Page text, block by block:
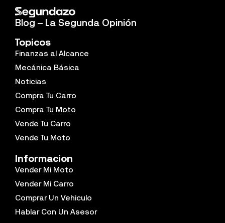
Blog – La Segunda Opinión
Topicos
Finanzas al Alcance
Mecánica Básica
Noticias
Compra Tu Carro
Compra Tu Moto
Vende Tu Carro
Vende Tu Moto
Informacion
Vender Mi Moto
Vender Mi Carro
Comprar Un Vehiculo
Hablar Con Un Asesor